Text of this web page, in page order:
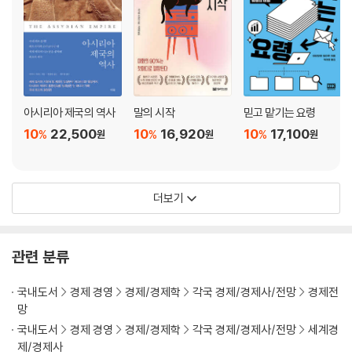
아시리아 제국의 역사
22,500원
10%
말의 시작
16,920원
10%
믿고 맡기는 요령
17,100원
10%
더보기
관련 분류
국내도서 경제 경영 경제/경제학 각국 경제/경제사/전망
경제전
망
국내도서
경제 경영 경제/경제학 각국 경제/경제사/전망
세계경
제/경제사